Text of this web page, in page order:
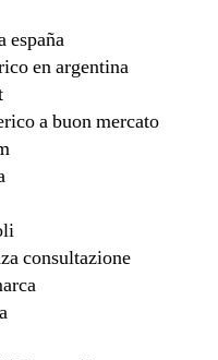
españa
en argentina
a buon mercato
consultazione